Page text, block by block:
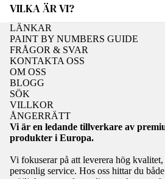
VILKA ÄR VI?
LÄNKAR
PAINT BY NUMBERS GUIDE
FRÅGOR & SVAR
KONTAKTA OSS
OM OSS
BLOGG
SÖK
VILLKOR
ÅNGERRÄTT
Vi är en ledande tillverkare av
produkter i Europa.
Vi fokuserar på att leverera hög kvalitet,
personlig service. Hos oss hittar du